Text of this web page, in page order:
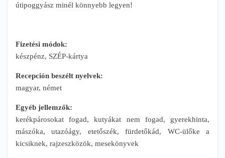
útipoggyász minél könnyebb legyen!
Fizetési módok:
készpénz, SZÉP-kártya
Recepción beszélt nyelvek:
magyar, német
Egyéb jellemzők:
kerékpárosokat fogad, kutyákat nem fogad, gyerekhinta,
mászóka, utazóágy, etetőszék, fürdetőkád, WC-ülőke a
kicsiknek, rajzeszközök, mesekönyvek